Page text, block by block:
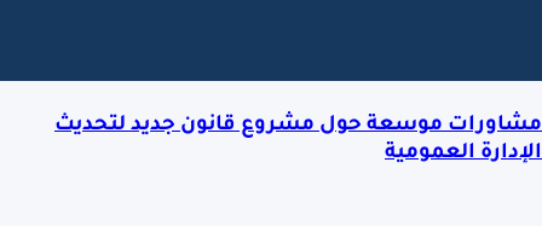
مشاورات موسعة حول مشروع قانون جديد لتحديث
الإدارة العمومية